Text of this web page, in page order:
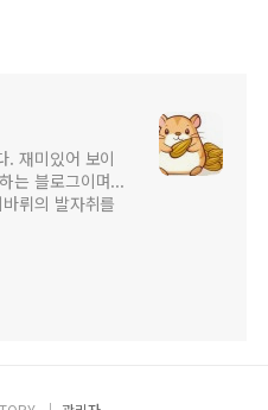
. 재미있어 보이
는 블로그이며...
뤼의 발자취를